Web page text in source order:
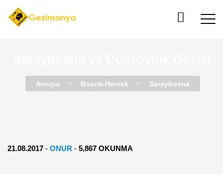
Avrupa Bosna-Hersek Saraybosna
21.08.2017 - ONUR - 5,867 OKUNMA